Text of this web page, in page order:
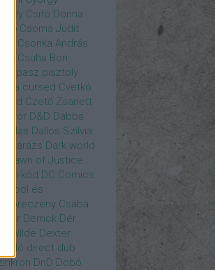
Csifó Dorina
Csoma Judit
Csonka András
Csuha Bori
Csupasz pisztoly
cursed Cvetkó
Czető Zsanett
D&D Dabbs
Dallas Dallos Szilvia
Darázs Dark world
Dawn of Justice
kód DC Comics
és
Debreczeny Csaba
Derrick Dér
Wilde Dexter
direct dub
DnD Dobó